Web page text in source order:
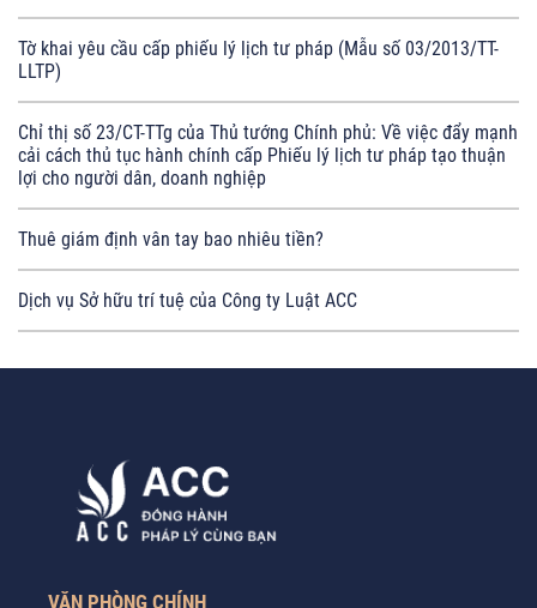
Tờ khai yêu cầu cấp phiếu lý lịch tư pháp (Mẫu số 03/2013/TT-
LLTP)
Chỉ thị số 23/CT-TTg của Thủ tướng Chính phủ: Về việc đẩy mạnh
cải cách thủ tục hành chính cấp Phiếu lý lịch tư pháp tạo thuận
lợi cho người dân, doanh nghiệp
Thuê giám định vân tay bao nhiêu tiền?
Dịch vụ Sở hữu trí tuệ của Công ty Luật ACC
VĂN PHÒNG CHÍNH